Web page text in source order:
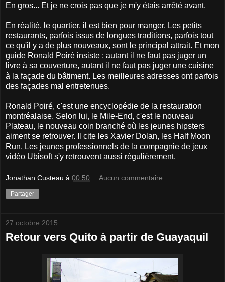
En gros... Et je ne crois pas que je m'y étais arrêté avant.
En réalité, le quartier, il est bien pour manger. Les petits
restaurants, parfois issus de longues traditions, parfois tout
ce qu'il y a de plus nouveaux, sont le principal attrait. Et mon
guide Ronald Poiré insiste : autant il ne faut pas juger un
livre à sa couverture, autant il ne faut pas juger une cuisine
à la façade du bâtiment. Les meilleures adresses ont parfois
des façades mal entretenues.
Ronald Poiré, c'est une encyclopédie de la restauration
montréalaise. Selon lui, le Mile-End, c'est le nouveau
Plateau, le nouveau coin branché où les jeunes hipsters
aiment se retrouver. Il cite les Xavier Dolan, les Half Moon
Run. Les jeunes professionnels de la compagnie de jeux
vidéo Ubisoft s'y retrouvent aussi régulièrement.
Jonathan Custeau à 00:50 Aucun commentaire:
Partager
27 octobre 2015
Retour vers Quito à partir de Guayaquil